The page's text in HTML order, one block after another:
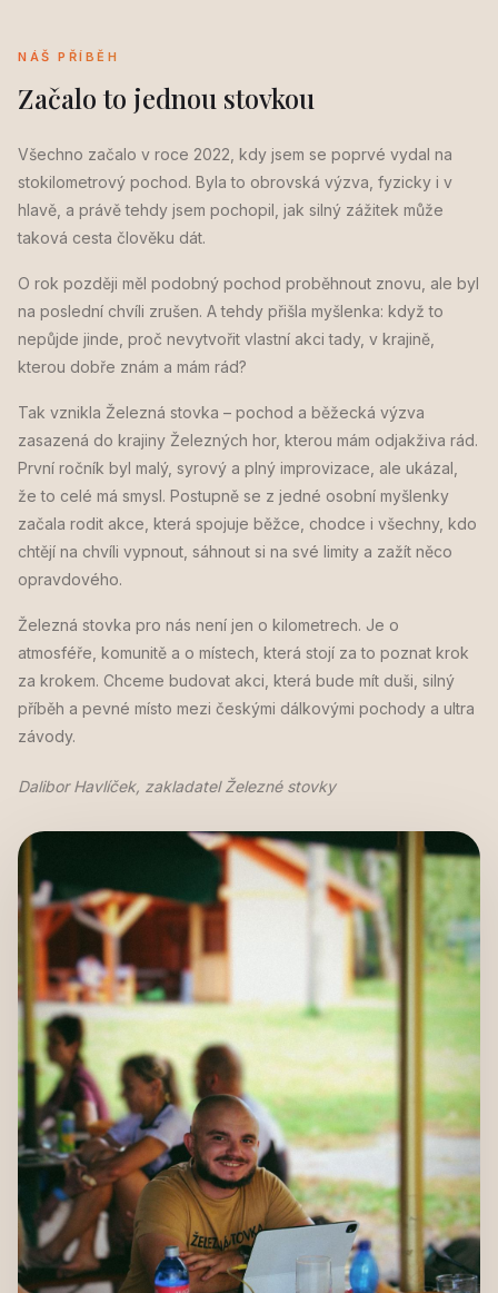
NÁŠ PŘÍBĚH
Začalo to jednou stovkou
Všechno začalo v roce 2022, kdy jsem se poprvé vydal na
stokilometrový pochod. Byla to obrovská výzva, fyzicky i v
hlavě, a právě tehdy jsem pochopil, jak silný zážitek může
taková cesta člověku dát.
O rok později měl podobný pochod proběhnout znovu, ale byl
na poslední chvíli zrušen. A tehdy přišla myšlenka: když to
nepůjde jinde, proč nevytvořit vlastní akci tady, v krajině,
kterou dobře znám a mám rád?
Tak vznikla Železná stovka – pochod a běžecká výzva
zasazená do krajiny Železných hor, kterou mám odjakživa rád.
První ročník byl malý, syrový a plný improvizace, ale ukázal,
že to celé má smysl. Postupně se z jedné osobní myšlenky
začala rodit akce, která spojuje běžce, chodce i všechny, kdo
chtějí na chvíli vypnout, sáhnout si na své limity a zažít něco
opravdového.
Železná stovka pro nás není jen o kilometrech. Je o
atmosféře, komunitě a o místech, která stojí za to poznat krok
za krokem. Chceme budovat akci, která bude mít duši, silný
příběh a pevné místo mezi českými dálkovými pochody a ultra
závody.
Dalibor Havlíček, zakladatel Železné stovky